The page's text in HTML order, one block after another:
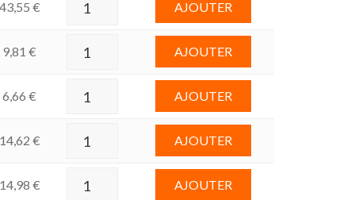
43,55 € AJOUTER
9,81 € AJOUTER
6,66 € AJOUTER
14,62 € AJOUTER
14,98 € AJOUTER